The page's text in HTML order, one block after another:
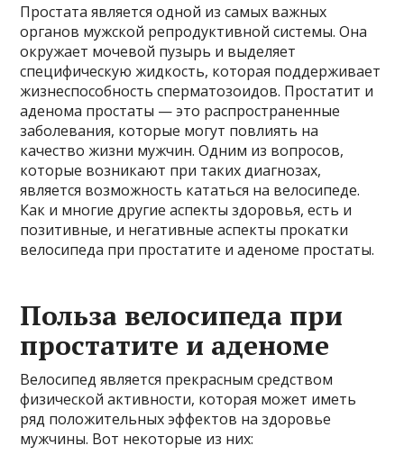
Простата является одной из самых важных
органов мужской репродуктивной системы. Она
окружает мочевой пузырь и выделяет
специфическую жидкость, которая поддерживает
жизнеспособность сперматозоидов. Простатит и
аденома простаты — это распространенные
заболевания, которые могут повлиять на
качество жизни мужчин. Одним из вопросов,
которые возникают при таких диагнозах,
является возможность кататься на велосипеде.
Как и многие другие аспекты здоровья, есть и
позитивные, и негативные аспекты прокатки
велосипеда при простатите и аденоме простаты.
Польза велосипеда при
простатите и аденоме
Велосипед является прекрасным средством
физической активности, которая может иметь
ряд положительных эффектов на здоровье
мужчины. Вот некоторые из них: